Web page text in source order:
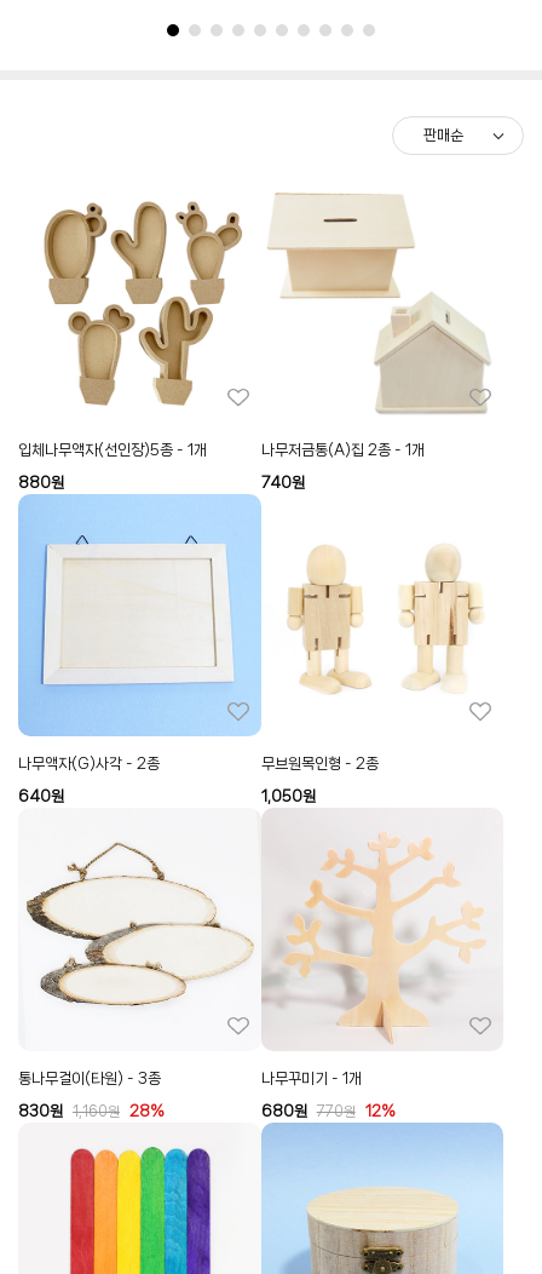
입체나무액자(선인장)5종 - 1개
880원
나무저금통(A)집 2종 - 1개
740원
나무액자(G)사각 - 2종
640원
무브원목인형 - 2종
1,050원
통나무걸이(타원) - 3종
830원 1,160원 28%
나무꾸미기 - 1개
680원 770원 12%